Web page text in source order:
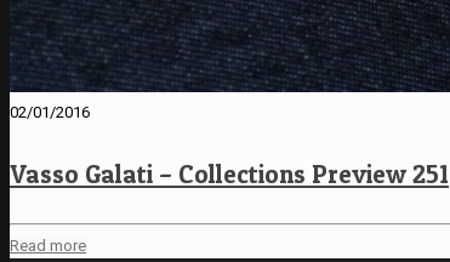
02/01/2016
Vasso Galati – Collections Preview 251
Read more